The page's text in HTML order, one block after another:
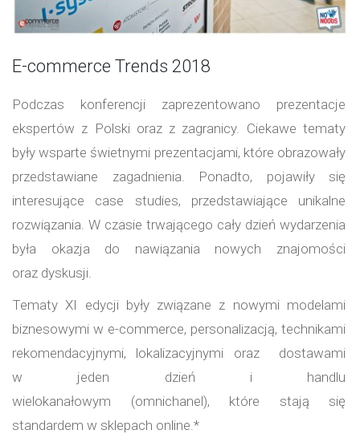
E-commerce Trends 2018
Podczas konferencji zaprezentowano prezentacje
ekspertów z Polski oraz z zagranicy. Ciekawe tematy
były wsparte świetnymi prezentacjami, które obrazowały
przedstawiane zagadnienia. Ponadto, pojawiły się
interesujące case studies, przedstawiające unikalne
rozwiązania. W czasie trwającego cały dzień wydarzenia
była okazja do nawiązania nowych znajomości
oraz dyskusji.
Tematy XI edycji były związane z nowymi modelami
biznesowymi w e-commerce, personalizacją, technikami
rekomendacyjnymi, lokalizacyjnymi oraz dostawami
w jeden dzień i handlu
wielokanałowym (omnichanel), które stają się
standardem w sklepach online.*